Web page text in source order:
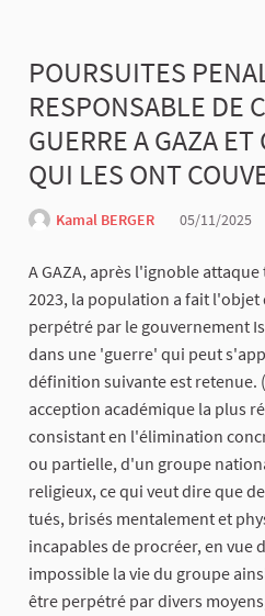
POURSUITES
RESPONSABLE DE
GUERRE A GAZA
QUI LES ONT
Kamal BERGER 05/11/2025
A GAZA, après l'ignoble
2023, la population a fait
perpétré par le gouvernement
dans une 'guerre' qui peut
définition suivante est retenue.
acception académique la plus
consistant en l'élimination
ou partielle, d'un groupe
religieux, ce qui veut dire que
tués, brisés mentalement et
incapables de procréer, en vue
impossible la vie du groupe
être perpétré par divers